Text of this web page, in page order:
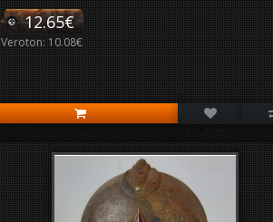
12.65€
Veroton: 10.08€